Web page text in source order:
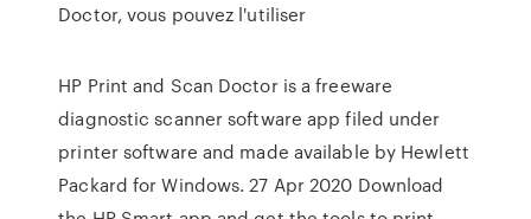
Doctor, vous pouvez l'utiliser
HP Print and Scan Doctor is a freeware
diagnostic scanner software app filed under
printer software and made available by Hewlett
Packard for Windows. 27 Apr 2020 Download